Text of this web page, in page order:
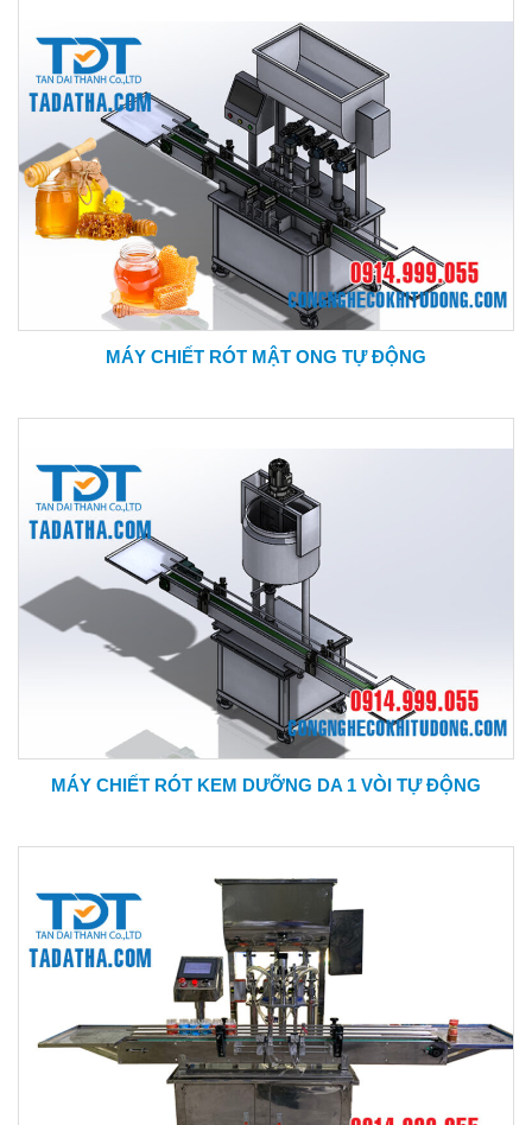
MÁY CHIẾT RÓT MẬT ONG TỰ ĐỘNG
MÁY CHIẾT RÓT KEM DƯỠNG DA 1 VÒI TỰ ĐỘNG